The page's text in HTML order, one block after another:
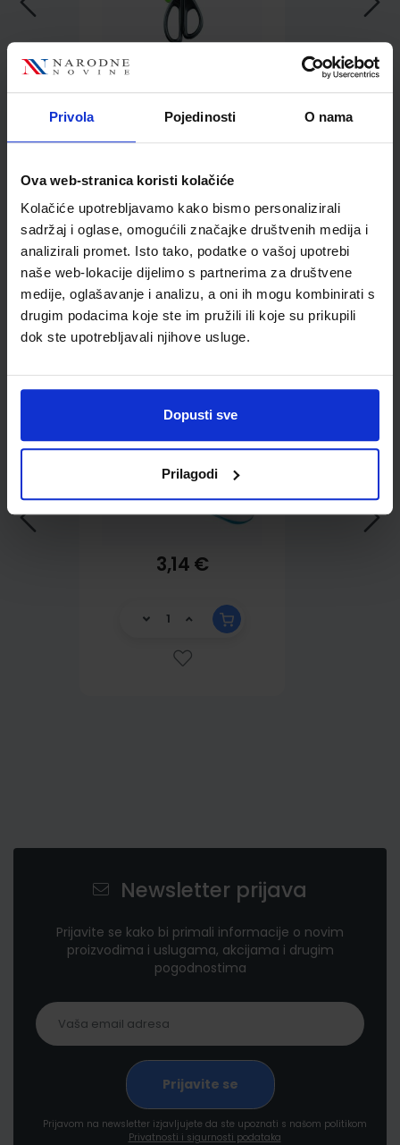
Privola Pojedinosti O nama
Ova web-stranica koristi kolačiće
Kolačiće upotrebljavamo kako bismo personalizirali
sadržaj i oglase, omogućili značajke društvenih medija i
analizirali promet. Isto tako, podatke o vašoj upotrebi
naše web-lokacije dijelimo s partnerima za društvene
medije, oglašavanje i analizu, a oni ih mogu kombinirati s
drugim podacima koje ste im pružili ili koje su prikupili
dok ste upotrebljavali njihove usluge.
Dopusti sve
Prilagodi
Kupci najčešće biraju..
Stroj za spajanje Maped
sortirano
3,14 €
Newsletter prijava
Prijavite se kako bi primali informacije o novim
proizvodima i uslugama, akcijama i drugim
pogodnostima
Prijavom na newsletter izjavljujete da ste upoznati s našom politikom
Privatnosti i sigurnosti podataka